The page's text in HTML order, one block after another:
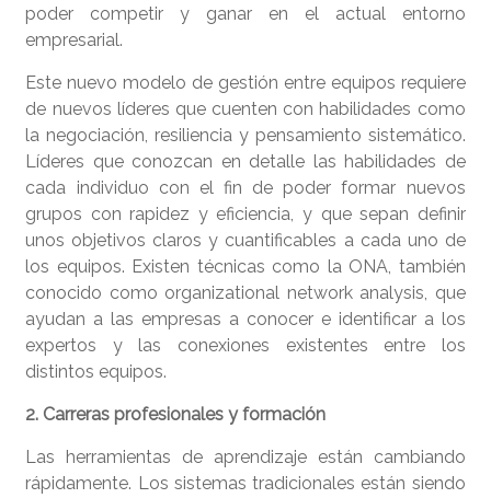
poder competir y ganar en el actual entorno
empresarial.
Este nuevo modelo de gestión entre equipos requiere
de nuevos líderes que cuenten con habilidades como
la negociación, resiliencia y pensamiento sistemático.
Líderes que conozcan en detalle las habilidades de
cada individuo con el fin de poder formar nuevos
grupos con rapidez y eficiencia, y que sepan definir
unos objetivos claros y cuantificables a cada uno de
los equipos. Existen técnicas como la ONA, también
conocido como organizational network analysis, que
ayudan a las empresas a conocer e identificar a los
expertos y las conexiones existentes entre los
distintos equipos.
2. Carreras profesionales y formación
Las herramientas de aprendizaje están cambiando
rápidamente. Los sistemas tradicionales están siendo